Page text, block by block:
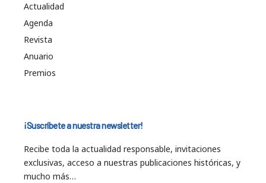
Actualidad
Agenda
Revista
Anuario
Premios
¡Suscríbete a nuestra newsletter!
Recibe toda la actualidad responsable, invitaciones
exclusivas, acceso a nuestras publicaciones históricas, y
mucho más…